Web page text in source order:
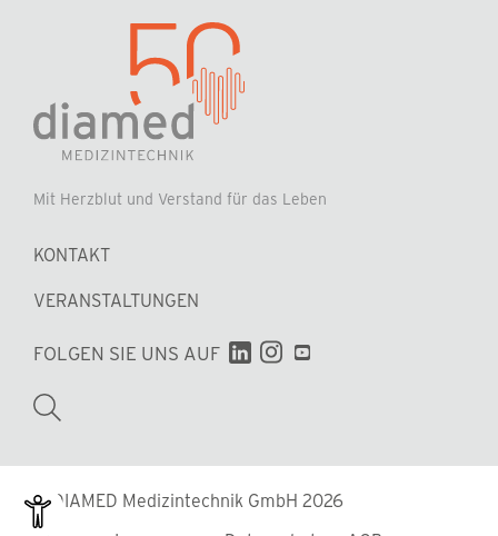
Mit Herzblut und Verstand für das Leben
überspringen
KONTAKT
VERANSTALTUNGEN
FOLGEN SIE UNS AUF
© DIAMED Medizintechnik GmbH 2026